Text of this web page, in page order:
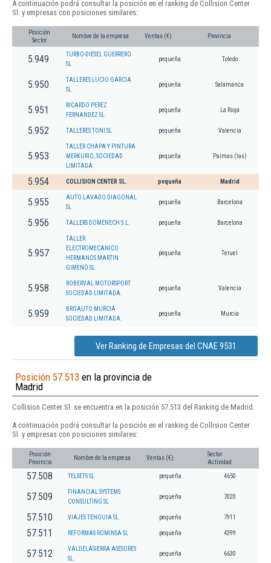
A continuación podrá consultar la posición en el ranking de Collision Center
Sl. y empresas con posiciones similares:
Posición
Sector
Nombre de la empresa Ventas (€) Provincia
5.949
TURBO-DIESEL GUERRERO
SL
pequeña Toledo
5.950
TALLERES LUCIO GARCIA
SL
pequeña Salamanca
5.951
RICARDO PEREZ
FERNANDEZ SL
pequeña La Rioja
5.952 TALLERES TONI SL pequeña Valencia
5.953
TALLER CHAPA Y PINTURA
MERKURIO, SOCIEDAD
LIMITADA.
pequeña Palmas (las)
5.954 COLLISION CENTER SL. pequeña Madrid
5.955
AUTO LAVADO DIAGONAL
SL
pequeña Barcelona
5.956 TALLERS DOMENECH S.L. pequeña Barcelona
5.957
TALLER
ELECTROMECANICO
HERMANOS MARTIN
GIMENO SL
pequeña Teruel
5.958
ROBERVAL MOTORSPORT
SOCIEDAD LIMITADA.
pequeña Valencia
5.959
BROAUTO MURCIA
SOCIEDAD LIMITADA.
pequeña Murcia
Ver Ranking de Empresas del CNAE 9531
Posición 57.513 en la provincia de
Madrid
Collision Center Sl. se encuentra en la posición 57.513 del Ranking de Madrid.
A continuación podrá consultar la posición en el ranking de Collision Center
Sl. y empresas con posiciones similares:
Posición
Provincia
Nombre de la empresa Ventas (€)
Sector
Actividad
57.508 TELSETS SL pequeña 4650
57.509
FINANCIAL SYSTEMS
CONSULTING SL
pequeña 7020
57.510 VIAJES TENGUIA SL. pequeña 7911
57.511 REFORMAS ROMINSA SL pequeña 4399
57.512
VALDELASIERRA ASESORES
SL.
pequeña 6630